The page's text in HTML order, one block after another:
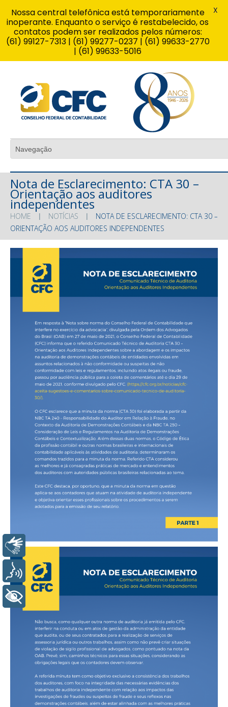
Nota de Esclarecimento: CTA 30 –
Orientação aos auditores
independentes
HOME NOTÍCIAS
NOTA DE ESCLARECIMENTO: CTA 30 –
ORIENTAÇÃO AOS AUDITORES INDEPENDENTES
Nossa central telefônica está temporariamente
inoperante. Enquanto o serviço é restabelecido, os
contatos podem ser realizados pelos números:
(61) 99127-7313 | (61) 99277-0237 | (61) 99633-2770
| (61) 99633-5016
X
Libras
Voz
+ Acessibilidade